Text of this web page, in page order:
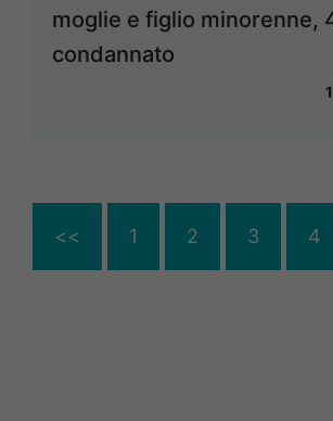
moglie e figlio minorenne,
condannato
<< 1 2 3 4